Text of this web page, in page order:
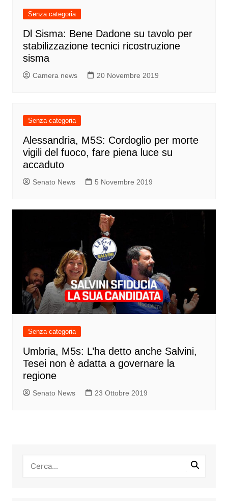
Senza categoria
Dl Sisma: Bene Dadone su tavolo per
stabilizzazione tecnici ricostruzione
sisma
Camera news 20 Novembre 2019
Senza categoria
Alessandria, M5S: Cordoglio per morte
vigili del fuoco, fare piena luce su
accaduto
Senato News 5 Novembre 2019
Senza categoria
Umbria, M5s: L’ha detto anche Salvini,
Tesei non è adatta a governare la
regione
Senato News 23 Ottobre 2019